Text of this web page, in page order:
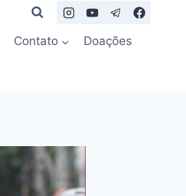
Contato Doações